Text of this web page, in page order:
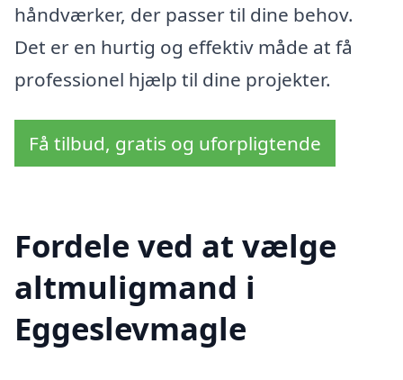
håndværker, der passer til dine behov.
Det er en hurtig og effektiv måde at få
professionel hjælp til dine projekter.
Få tilbud, gratis og uforpligtende
Fordele ved at vælge
altmuligmand i
Eggeslevmagle